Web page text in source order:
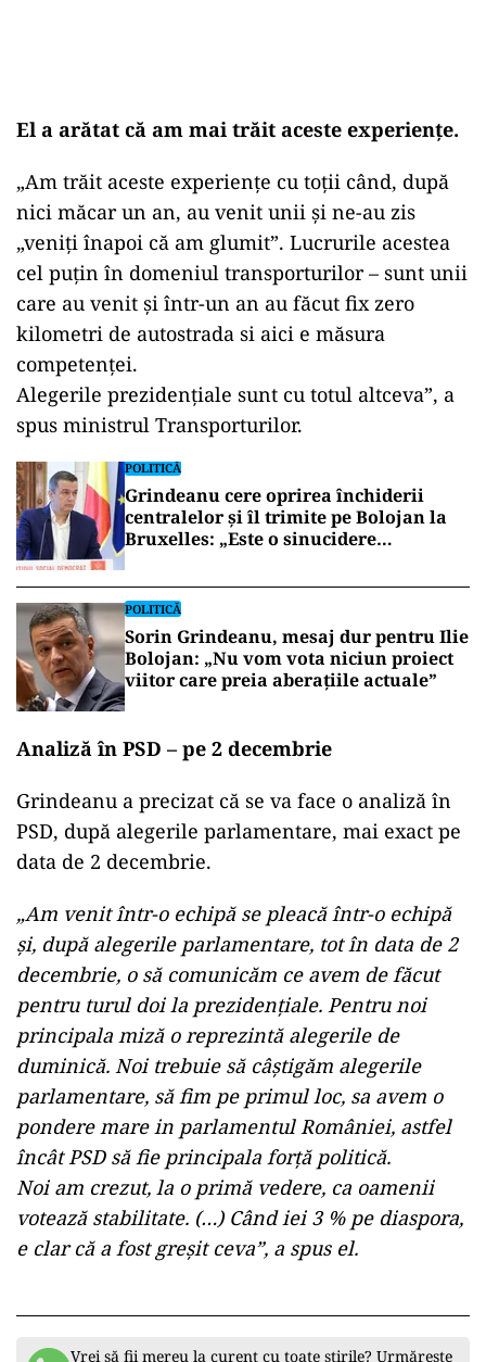
El a arătat că am mai trăit aceste experiențe.
„Am trăit aceste experiențe cu toții când, după
nici măcar un an, au venit unii și ne-au zis
„veniți înapoi că am glumit”. Lucrurile acestea
cel puțin în domeniul transporturilor – sunt unii
care au venit și într-un an au făcut fix zero
kilometri de autostrada si aici e măsura
competenței.
Alegerile prezidențiale sunt cu totul altceva”, a
spus ministrul Transporturilor.
POLITICĂ
Grindeanu cere oprirea închiderii
centralelor și îl trimite pe Bolojan la
Bruxelles: „Este o sinucidere
POLITICĂ
Sorin Grindeanu, mesaj dur pentru Ilie
Bolojan: „Nu vom vota niciun proiect
viitor care preia aberațiile actuale”
Analiză în PSD – pe 2 decembrie
Grindeanu a precizat că se va face o analiză în
PSD, după alegerile parlamentare, mai exact pe
data de 2 decembrie.
„Am venit într-o echipă se pleacă într-o echipă
și, după alegerile parlamentare, tot în data de 2
decembrie, o să comunicăm ce avem de făcut
pentru turul doi la prezidențiale. Pentru noi
principala miză o reprezintă alegerile de
duminică. Noi trebuie să câștigăm alegerile
parlamentare, să fim pe primul loc, sa avem o
pondere mare in parlamentul României, astfel
încât PSD să fie principala forță politică.
Noi am crezut, la o primă vedere, ca oamenii
votează stabilitate. (…) Când iei 3 % pe diaspora,
e clar că a fost greșit ceva”, a spus el.
Vrei să fii mereu la curent cu toate știrile? Urmărește